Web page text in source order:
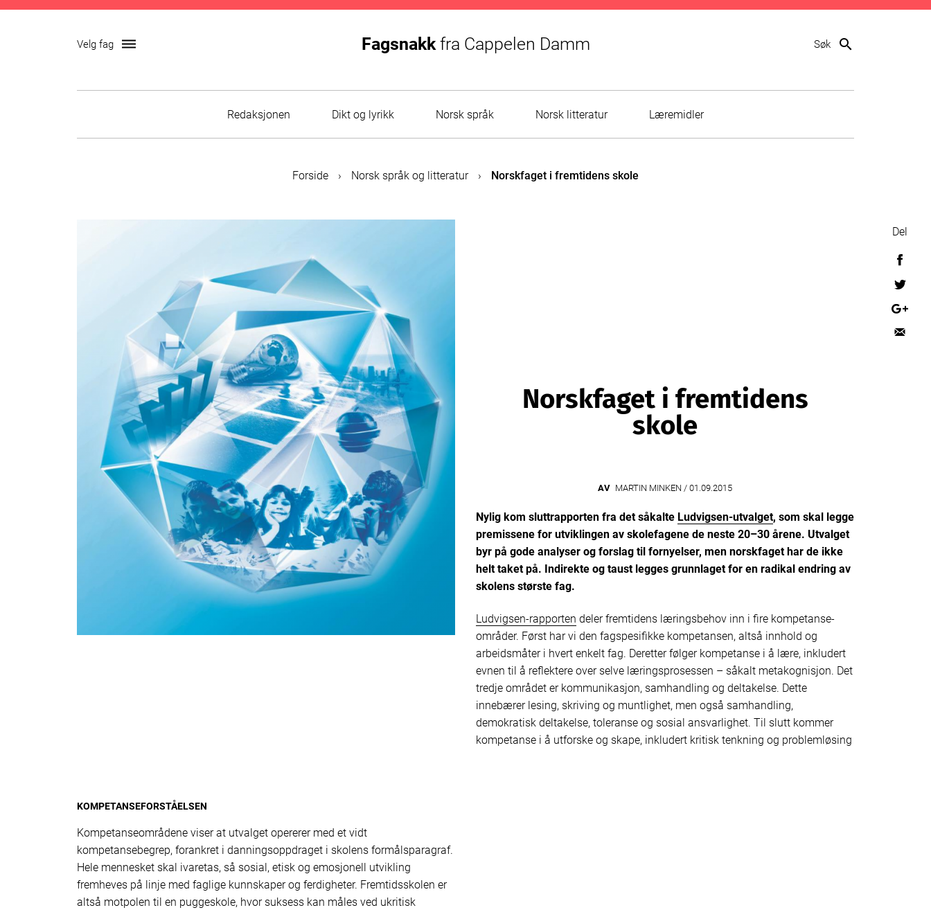
Velg fag dehaze Fagsnakkfra Cappelen Damm Søk search
Redaksjonen Dikt og lyrikk Norsk språk Norsk litteratur Læremidler
Forside › Norsk språk og litteratur › Norskfaget i fremtidens skole
Del
Norskfaget i fremtidens
skole
AV MARTIN MINKEN / 01.09.2015
Nylig kom sluttrapporten fra det såkalte Ludvigsen-utvalget, som skal legge
premissene for utviklingen av skolefagene de neste 20–30 årene. Utvalget
byr på gode analyser og forslag til fornyelser, men norskfaget har de ikke
helt taket på. Indirekte og taust legges grunnlaget for en radikal endring av
skolens største fag.
Ludvigsen-rapporten deler fremtidens læringsbehov inn i fire kompetanse­
områder. Først har vi den fagspesifikke kompetansen, altså innhold og
arbeidsmåter i hvert enkelt fag. Deretter følger kompetanse i å lære, inkludert
evnen til å reflektere over selve læringsprosessen – såkalt metakognisjon. Det
tredje området er kommunikasjon, samhandling og deltakelse. Dette
innebærer lesing, skriving og muntlighet, men også samhandling,
demokratisk deltakelse, toleranse og sosial ansvarlighet. Til slutt kommer
kompetanse i å utforske og skape, inkludert kritisk tenkning og problemløsing
KOMPETANSEFORSTÅELSEN
Kompetanseområdene viser at utvalget opererer med et vidt
kompetansebegrep, forankret i danningsoppdraget i skolens formålsparagraf.
Hele mennesket skal ivaretas, så sosial, etisk og emosjonell utvikling
fremheves på linje med faglige kunnskaper og ferdigheter. Fremtidsskolen er
altså motpolen til en puggeskole, hvor suksess kan måles ved ukritisk